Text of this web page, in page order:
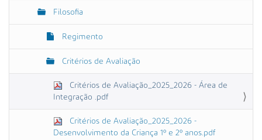
Filosofia
Regimento
Critérios de Avaliação
Critérios de Avaliação_2025_2026 - Área de
Integração .pdf
Critérios de Avaliação_2025_2026 -
Desenvolvimento da Criança 1º e 2º anos.pdf